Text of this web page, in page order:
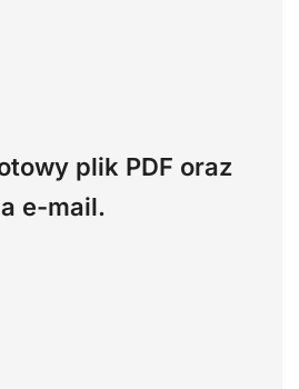
plik PDF oraz
e-mail.